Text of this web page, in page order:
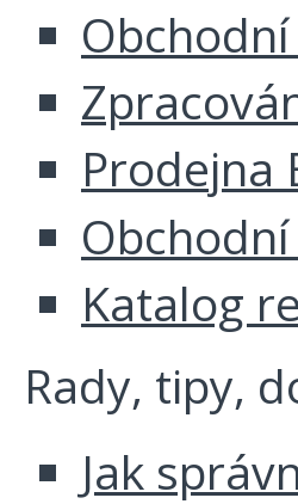
Prodejna
Katalog
Rady, tipy,
Jak